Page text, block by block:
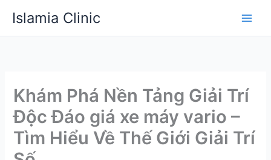
content
Islamia Clinic
Khám Phá Nền Tảng Giải Trí
Độc Đáo giá xe máy vario –
Tìm Hiểu Về Thế Giới Giải Trí